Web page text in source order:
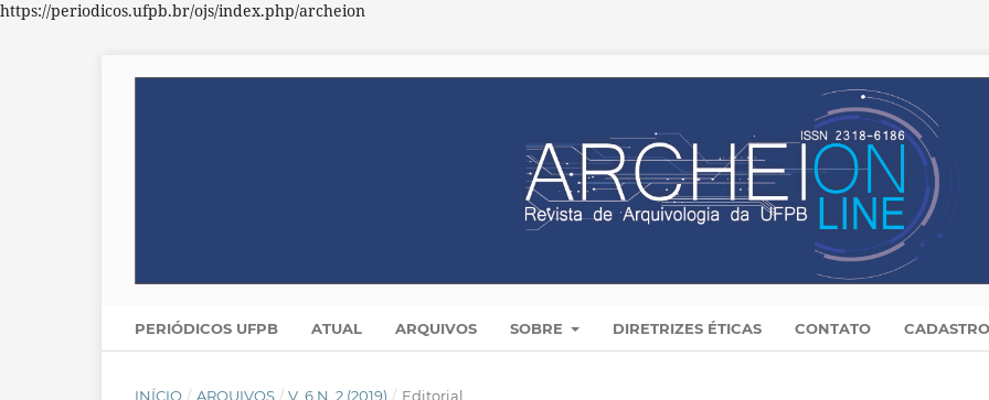
https://periodicos.ufpb.br/ojs/index.php/archeion
PERIÓDICOS UFPB ATUAL ARQUIVOS SOBRE DIRETRIZES ÉTICAS CONTATO
INÍCIO / ARQUIVOS / V. 6 N. 2 (2019) / Editorial